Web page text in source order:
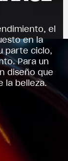
el
en la
parte ciclo,
Para un
diseño que
la belleza.